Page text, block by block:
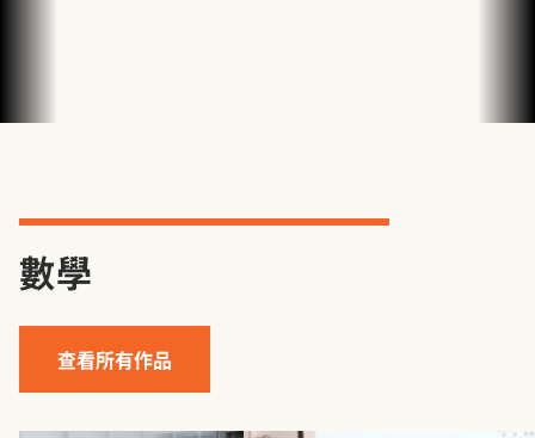
數學
查看所有作品